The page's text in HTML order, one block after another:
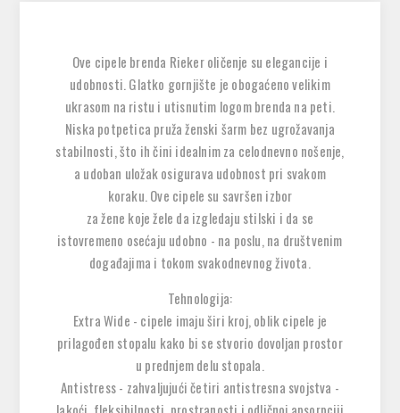
Ove cipele brenda Rieker oličenje su elegancije i
udobnosti. Glatko gornjište je obogaćeno velikim
ukrasom na ristu i utisnutim logom brenda na peti.
Niska potpetica pruža ženski šarm bez ugrožavanja
stabilnosti, što ih čini idealnim za celodnevno nošenje,
a udoban uložak osigurava udobnost pri svakom
koraku. Ove cipele su savršen izbor
za žene koje žele da izgledaju stilski i da se
istovremeno osećaju udobno - na poslu, na društvenim
događajima i tokom svakodnevnog života.
Tehnologija:
Extra Wide - cipele imaju širi kroj, oblik cipele je
prilagođen stopalu kako bi se stvorio dovoljan prostor
u prednjem delu stopala.
Antistress - zahvaljujući četiri antistresna svojstva -